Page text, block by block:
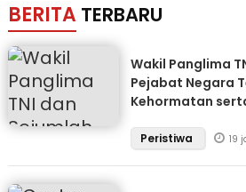
BERITA TERBARU
Wakil Panglima
Pejabat Negara
Kehormatan
Peristiwa 19